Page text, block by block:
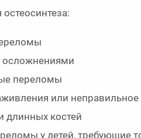
переломы
или
костей
у детей, требующие